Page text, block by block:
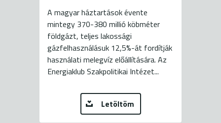
A magyar háztartások évente
mintegy 370-380 millió köbméter
földgázt, teljes lakossági
gázfelhasználásuk 12,5%-át fordítják
használati melegvíz előállítására. Az
Energiaklub Szakpolitikai Intézet...
Letöltöm